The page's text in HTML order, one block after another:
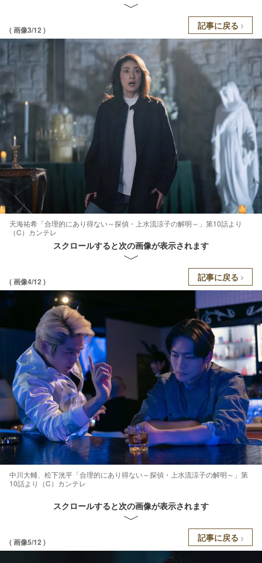
( 画像3/12 ) 記事に戻る
天海祐希「合理的にあり得ない～探偵・上水流涼子の解明～」第10話より
（C）カンテレ
スクロールすると次の画像が表示されます
( 画像4/12 ) 記事に戻る
中川大輔、松下洸平「合理的にあり得ない～探偵・上水流涼子の解明～」第
10話より（C）カンテレ
スクロールすると次の画像が表示されます
( 画像5/12 ) 記事に戻る